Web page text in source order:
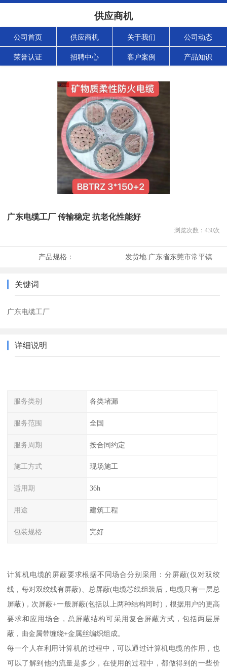
供应商机
公司首页 供应商机 关于我们 公司动态
荣誉认证 招聘中心 客户案例 产品知识
广东电缆工厂 传输稳定 抗老化性能好
浏览次数： 430次
产品规格： 发货地:广东省东莞市常平镇
关键词
广东电缆工厂
详细说明
服务类别 各类堵漏
服务范围 全国
服务周期 按合同约定
施工方式 现场施工
适用期 36h
用途 建筑工程
包装规格 完好
计算机电缆的屏蔽要求根据不同场合分别采用：分屏蔽(仅对双绞
线，每对双绞线有屏蔽)、总屏蔽(电缆芯线组装后，电缆只有一层总
屏蔽)，次屏蔽+一般屏蔽(包括以上两种结构同时)，根据用户的更高
要求和应用场合，总屏蔽结构可采用复合屏蔽方式，包括两层屏
蔽，由金属带缠绕+金属丝编织组成。
每一个人在利用计算机的过程中，可以通过计算机电缆的作用，也
可以了解到他的流量是多少，在使用的过程中，都做得到的一些价